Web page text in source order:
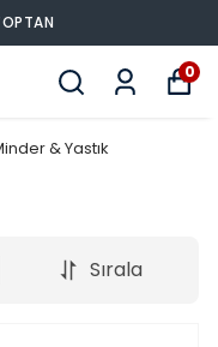
0
& Yastık
Sırala